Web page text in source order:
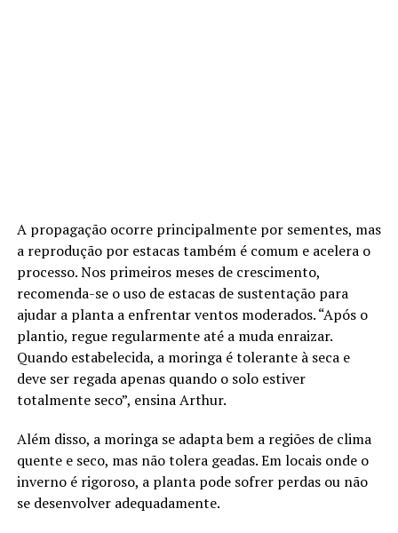
A propagação ocorre principalmente por sementes, mas
a reprodução por estacas também é comum e acelera o
processo. Nos primeiros meses de crescimento,
recomenda-se o uso de estacas de sustentação para
ajudar a planta a enfrentar ventos moderados. “Após o
plantio, regue regularmente até a muda enraizar.
Quando estabelecida, a moringa é tolerante à seca e
deve ser regada apenas quando o solo estiver
totalmente seco”, ensina Arthur.
Além disso, a moringa se adapta bem a regiões de clima
quente e seco, mas não tolera geadas. Em locais onde o
inverno é rigoroso, a planta pode sofrer perdas ou não
se desenvolver adequadamente.